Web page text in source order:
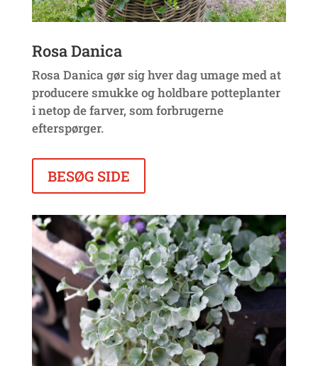
Rosa Danica
Rosa Danica gør sig hver dag umage med at
producere smukke og holdbare potteplanter
i netop de farver, som forbrugerne
efterspørger.
BESØG SIDE